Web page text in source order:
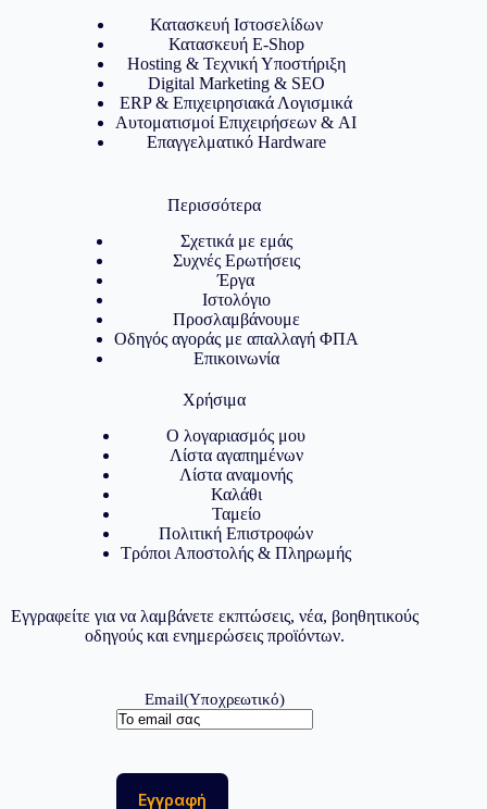
Κατασκευή Ιστοσελίδων
Κατασκευή E-Shop
Hosting & Τεχνική Υποστήριξη
Digital Marketing & SEO
ERP & Επιχειρησιακά Λογισμικά
Αυτοματισμοί Επιχειρήσεων & AI
Επαγγελματικό Hardware
Περισσότερα
Σχετικά με εμάς
Συχνές Ερωτήσεις
Έργα
Ιστολόγιο
Προσλαμβάνουμε
Οδηγός αγοράς με απαλλαγή ΦΠΑ
Επικοινωνία
Χρήσιμα
Ο λογαριασμός μου
Λίστα αγαπημένων
Λίστα αναμονής
Καλάθι
Ταμείο
Πολιτική Επιστροφών
Τρόποι Αποστολής & Πληρωμής
Εγγραφείτε για να λαμβάνετε εκπτώσεις, νέα, βοηθητικούς
οδηγούς και ενημερώσεις προϊόντων.
Email(Υποχρεωτικό)